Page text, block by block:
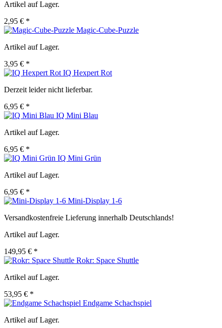
Artikel auf Lager.
2,95 € *
Magic-Cube-Puzzle
Artikel auf Lager.
3,95 € *
IQ Hexpert Rot
Derzeit leider nicht lieferbar.
6,95 € *
IQ Mini Blau
Artikel auf Lager.
6,95 € *
IQ Mini Grün
Artikel auf Lager.
6,95 € *
Mini-Display 1-6
Versandkostenfreie Lieferung innerhalb Deutschlands!
Artikel auf Lager.
149,95 € *
Rokr: Space Shuttle
Artikel auf Lager.
53,95 € *
Endgame Schachspiel
Artikel auf Lager.